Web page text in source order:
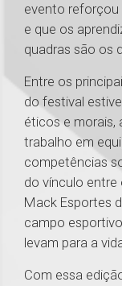
evento reforçou
e que os
quadras são os
Entre os
do festival
éticos e morais,
trabalho em
competências
do vínculo entre
Mack Esportes
campo
levam para a
Com essa